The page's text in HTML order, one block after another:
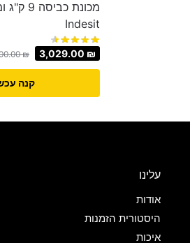
Indesit
₪ 3,029.00 ₪
קנה
עלינו
אודות
היסטורית הזמנות
איכות